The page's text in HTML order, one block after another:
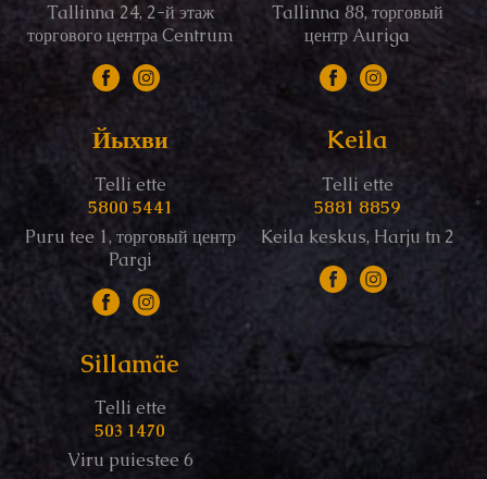
Tallinna 24, 2-й этаж
торгового центра Centrum
Tallinna 88, торговый
центр Auriga
Йыхви
Telli ette
5800 5441
Puru tee 1, торговый центр
Pargi
Keila
Telli ette
5881 8859
Keila keskus, Harju tn 2
Sillamäe
Telli ette
503 1470
Viru puiestee 6